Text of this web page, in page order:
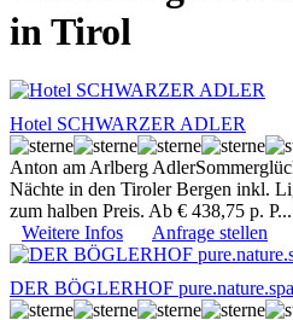
in Tirol
Hotel SCHWARZER ADLER
Anton am Arlberg
Nächte in den Tiroler Bergen inkl.
zum halben Preis. Ab € 438,75 p.
Weitere Infos
Anfrage stellen
DER BÖGLERHOF